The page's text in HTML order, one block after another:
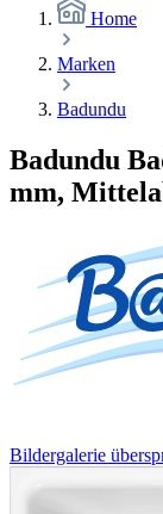
Home
Marken
Badundu
Badundu
mm,
Bildergalerie